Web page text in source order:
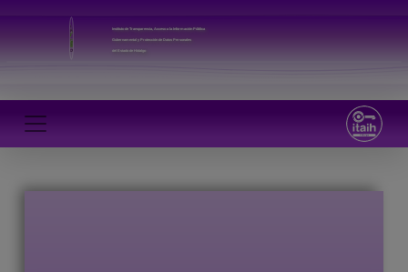
Instituto de Transparencia, Acceso a la Información Pública
Gubernamental y Protección de Datos Personales
del Estado de Hidalgo